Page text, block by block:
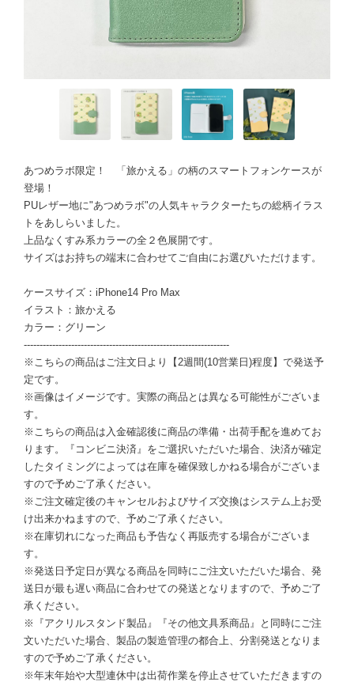
あつめラボ限定！ 「旅かえる」の柄のスマートフォンケースが
登場！
PUレザー地に"あつめラボ"の人気キャラクターたちの総柄イラス
トをあしらいました。
上品なくすみ系カラーの全２色展開です。
サイズはお持ちの端末に合わせてご自由にお選びいただけます。
ケースサイズ：iPhone14 Pro Max
イラスト：旅かえる
カラー：グリーン
-----------------------------------------------------------------
※こちらの商品はご注文日より【2週間(10営業日)程度】で発送予
定です。
※画像はイメージです。実際の商品とは異なる可能性がございま
す。
※こちらの商品は入金確認後に商品の準備・出荷手配を進めてお
ります。『コンビニ決済』をご選択いただいた場合、決済が確定
したタイミングによっては在庫を確保致しかねる場合がございま
すので予めご了承ください。
※ご注文確定後のキャンセルおよびサイズ交換はシステム上お受
け出来かねますので、予めご了承ください。
※在庫切れになった商品も予告なく再販売する場合がございま
す。
※発送日予定日が異なる商品を同時にご注文いただいた場合、発
送日が最も遅い商品に合わせての発送となりますので、予めご了
承ください。
※『アクリルスタンド製品』『その他文具系商品』と同時にご注
文いただいた場合、製品の製造管理の都合上、分割発送となりま
すので予めご了承ください。
※年末年始や大型連休中は出荷作業を停止させていただきますの